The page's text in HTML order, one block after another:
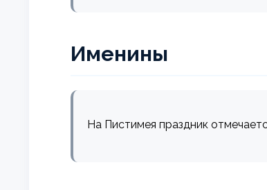
Именины
На Пистимея праздник